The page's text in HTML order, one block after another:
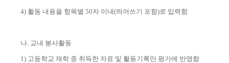
4) 활동 내용을 항목별 50자 이내(띄어쓰기 포함)로 입력함
나. 교내 봉사활동
1) 고등학교 재학 중 취득한 자료 및 활동기록만 평가에 반영함